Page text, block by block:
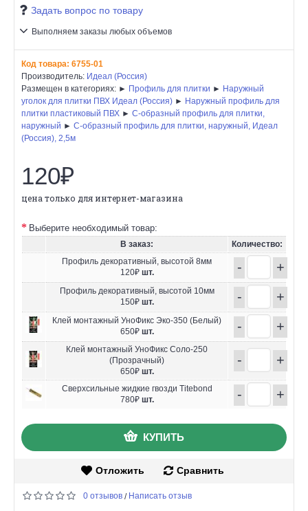
Задать вопрос по товару
Выполняем заказы любых объемов
Код товара: 6755-01
Производитель: Идеал (Россия)
Размещен в категориях: ► Профиль для плитки ► Наружный
уголок для плитки ПВХ Идеал (Россия) ► Наружный профиль для
плитки пластиковый ПВХ ► C-образный профиль для плитки,
наружный ► C-образный профиль для плитки, наружный, Идеал
(Россия), 2,5м
120₽
цена только для интернет-магазина
Выберите необходимый товар:
В заказ:
Количество:
Профиль декоративный, высотой 8мм
120₽ шт. - +
Профиль декоративный, высотой 10мм
150₽ шт. - +
Клей монтажный УноФикс Эко-350 (Белый)
650₽ шт. - +
Клей монтажный УноФикс Соло-250
(Прозрачный)
650₽ шт.
- +
Сверхсильные жидкие гвозди Titebond
780₽ шт. - +
КУПИТЬ
Отложить Сравнить
0 отзывов / Написать отзыв